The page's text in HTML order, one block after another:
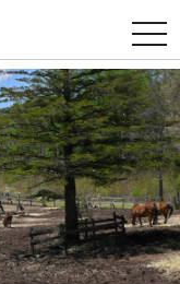
t
o
g
g
l
e
n
a
v
i
g
a
t
i
o
n